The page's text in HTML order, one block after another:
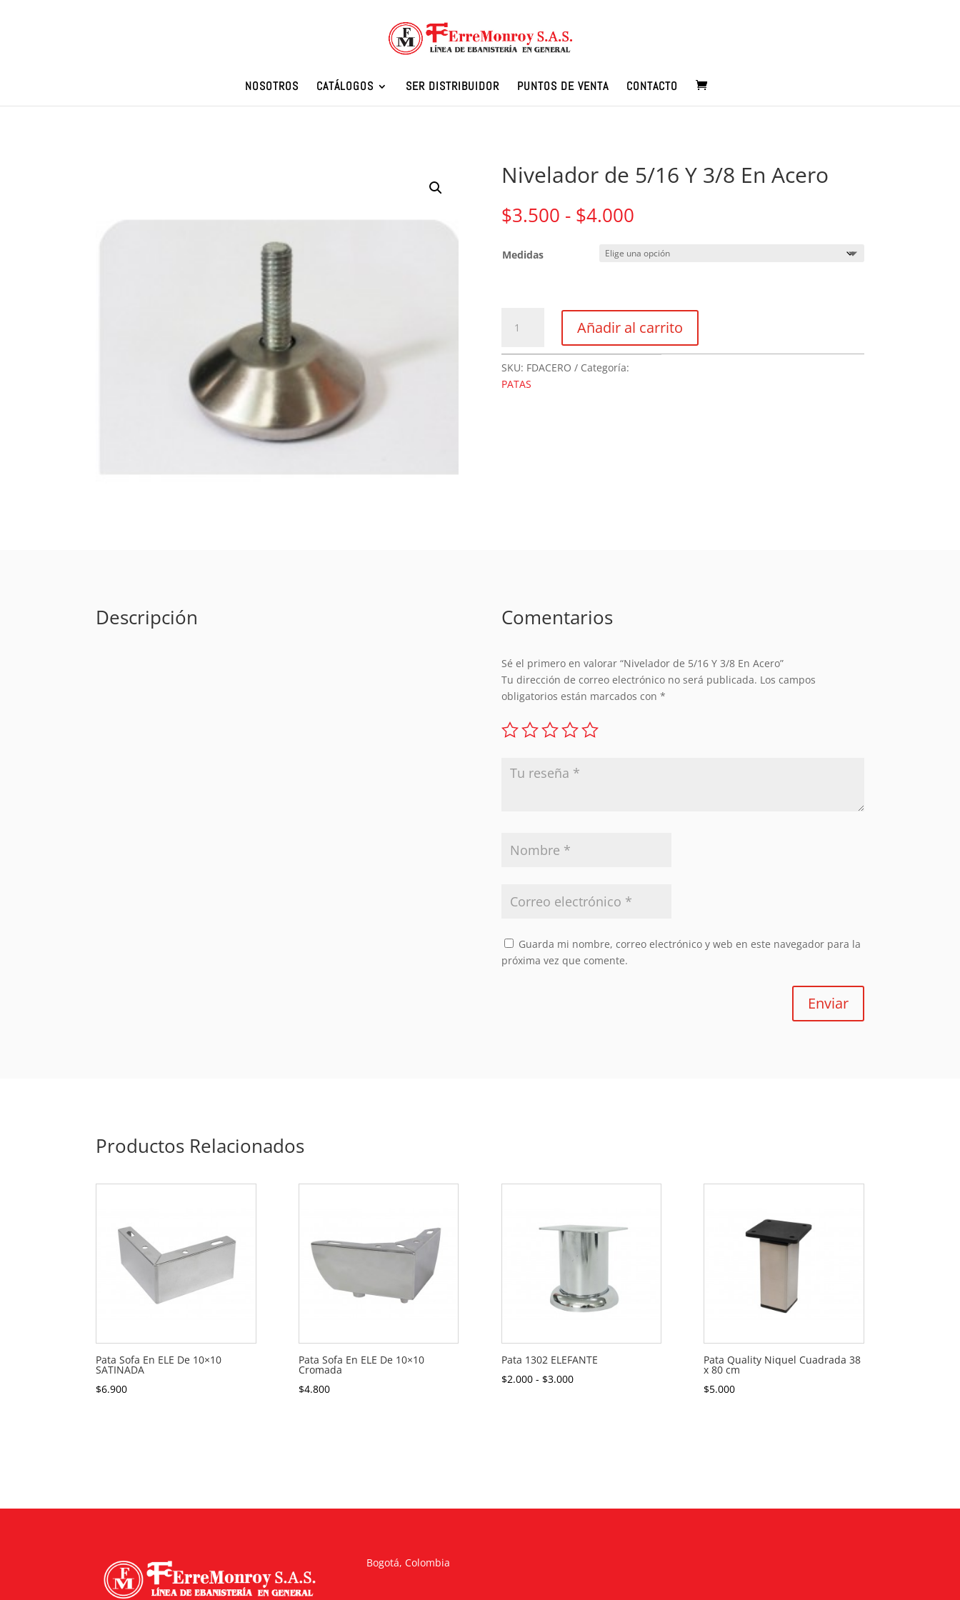
NOSOTROS CATÁLOGOS SER DISTRIBUIDOR PUNTOS DE VENTA CONTACTO
Nivelador de 5/16 Y 3/8 En Acero
$3.500 - $4.000Rango
precios:
desde
$4.000
Medidas
Y
3/8
Añadir al carrito
SKU: FDACERO
Categoría:
PATAS
Descripción Comentarios
Sé el primero en valorar “Nivelador de 5/16 Y 3/8 En Acero”
Tu dirección de correo electrónico no será publicada. Los campos
obligatorios están marcados con *
Guarda mi nombre, correo electrónico y web en este navegador para la
próxima vez que comente.
Enviar
Productos Relacionados
Pata Sofa En ELE De 10×10
SATINADA
$6.900
Pata Sofa En ELE De 10×10
Cromada
$4.800
Pata 1302 ELEFANTE
$2.000 - $3.000Rango
Pata Quality Niquel Cuadrada 38
x 80 cm
$5.000
Bogotá, Colombia